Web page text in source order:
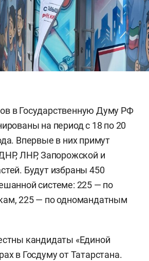
в Государственную Думу РФ
на период с 18 по 20
Впервые в них примут
ЛНР, Запорожской и
Будут избраны 450
системе: 225 — по
225 — по одномандатным
кандидаты «Единой
в Госдуму от Татарстана.